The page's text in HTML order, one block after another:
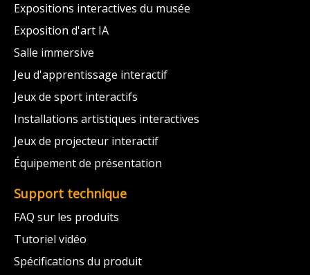
Expositions interactives du musée
Exposition d'art IA
Salle immersive
Jeu d'apprentissage interactif
Jeux de sport interactifs
Installations artistiques interactives
Jeux de projecteur interactif
Équipement de présentation
Support technique
FAQ sur les produits
Tutoriel vidéo
Spécifications du produit